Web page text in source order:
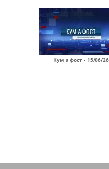
Кум а фост - 15/06/26